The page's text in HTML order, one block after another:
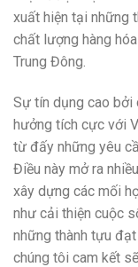
xuất hiện tại những
chất lượng hàng
Trung Đông.
Sự tín dụng cao bởi
hưởng tích cực với
từ đấy những yêu
Điều này mở ra
xây dựng các mối
như cải thiện cuộc
những thành tựu
chúng tôi cam kết